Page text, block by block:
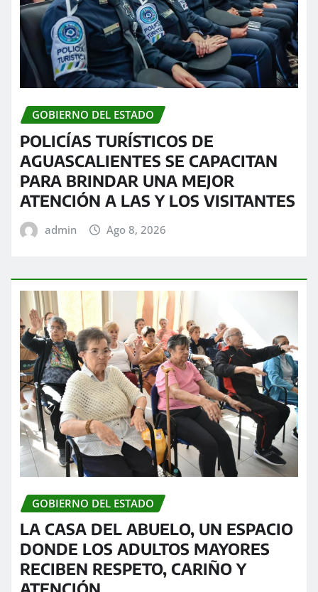
GOBIERNO DEL ESTADO
POLICÍAS TURÍSTICOS DE
AGUASCALIENTES SE CAPACITAN
PARA BRINDAR UNA MEJOR
ATENCIÓN A LAS Y LOS VISITANTES
admin Ago 8, 2026
GOBIERNO DEL ESTADO
LA CASA DEL ABUELO, UN ESPACIO
DONDE LOS ADULTOS MAYORES
RECIBEN RESPETO, CARIÑO Y